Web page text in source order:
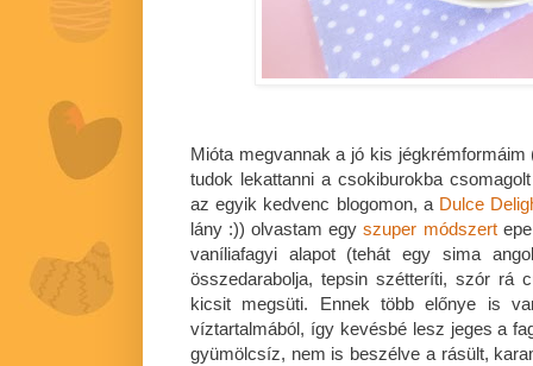
Mióta megvannak a jó kis jégkrémformáim
tudok lekattanni a csokiburokba
az egyik kedvenc blogomon, a Dulce
lány :)) olvastam egyszuper módszert
vaníliafagyi alapot (tehát egy sima
összedarabolja, tepsin szétteríti, szór rá
kicsit megsüti. Ennek több előnye is
víztartalmából, így kevésbé lesz jeges a
gyümölcsíz, nem is beszélve a rásült,